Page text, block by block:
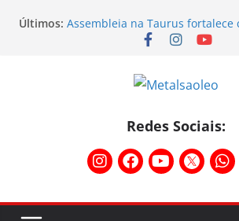
Últimos: Assembleia na Taurus fortalece
salarial e mostra a força da
Nota de repúdio
Conselho Diretivo da CNM/CUT
Temporal destelha Ginásio
Assembleia na Taurus –
2026/2027
Redes Sociais: